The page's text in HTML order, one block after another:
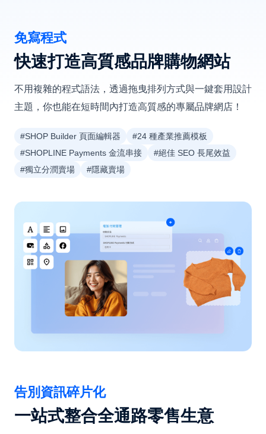
免寫程式
快速打造高質感品牌購物網站
不用複雜的程式語法，透過拖曳排列方式與一鍵套用設計
主題，你也能在短時間內打造高質感的專屬品牌網店！
#SHOP Builder 頁面編輯器
#24 種產業推薦模板
#SHOPLINE Payments 金流串接
#絕佳 SEO 長尾效益
#獨立分潤賣場
#隱藏賣場
告別資訊碎片化
一站式整合全通路零售生意